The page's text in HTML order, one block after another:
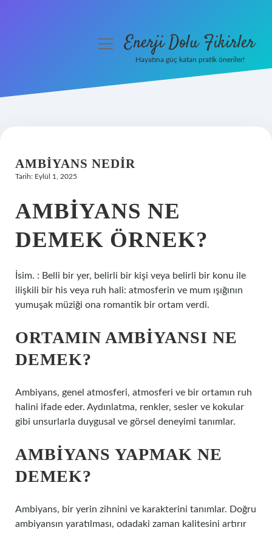
Hakkımızda
menüyüEnerji Dolu Fikirler
Hayatına güç katan pratik öneriler!
AMBIYANS NEDIR
Tarih: Eylül 1, 2025
AMBIYANS NE
DEMEK ÖRNEK?
İsim. : Belli bir yer, belirli bir kişi veya belirli bir konu ile
ilişkili bir his veya ruh hali: atmosferin ve mum ışığının
yumuşak müziği ona romantik bir ortam verdi.
ORTAMIN AMBIYANSI NE
DEMEK?
Ambiyans, genel atmosferi, atmosferi ve bir ortamın ruh
halini ifade eder. Aydınlatma, renkler, sesler ve kokular
gibi unsurlarla duygusal ve görsel deneyimi tanımlar.
AMBIYANS YAPMAK NE
DEMEK?
Ambiyans, bir yerin zihnini ve karakterini tanımlar. Doğru
ambiyansın yaratılması, odadaki zaman kalitesini artırır